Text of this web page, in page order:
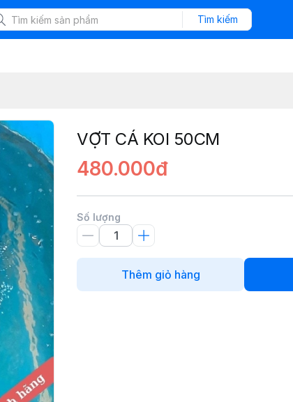
Tìm kiếm
VỢT CÁ KOI 50CM
480.000đ
Số lượng
Thêm giỏ hàng